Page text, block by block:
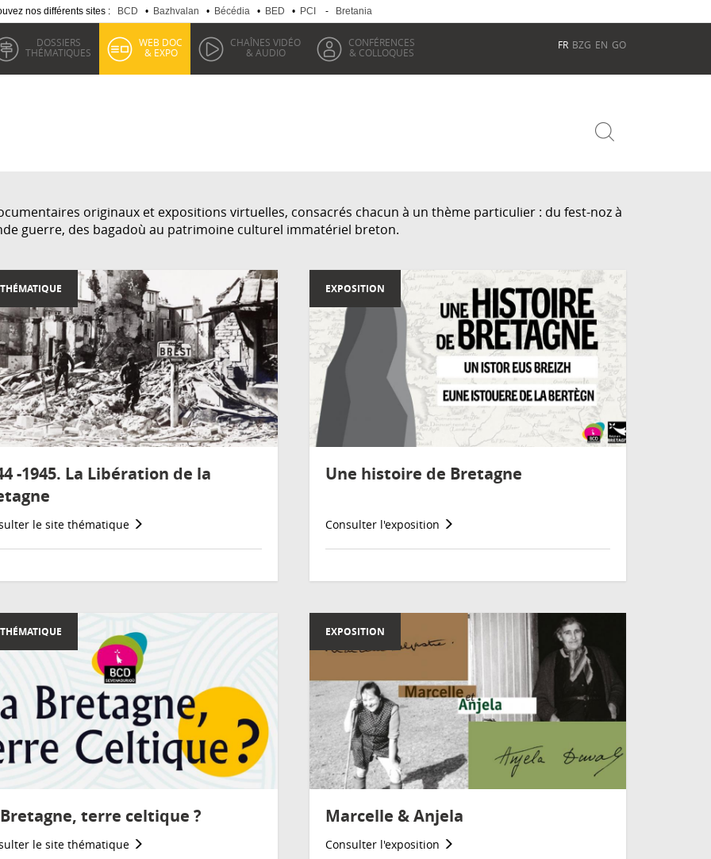
nos différents sites : BCD • Bazhvalan • Bécédia • BED • PCI - Bretania
DOSSIERS
THÉMATIQUES
WEB DOC
& EXPO
CHAÎNES VIDÉO
& AUDIO
CONFÉRENCES
& COLLOQUES
FR BZG EN GO
originaux et expositions virtuelles, consacrés chacun à un thème particulier : du fest-noz à
guerre, des bagadoù au patrimoine culturel immatériel breton.
-1945. La Libération de la
le site thématique
EXPOSITION
Une histoire de Bretagne
Consulter l'exposition
terre celtique ?
le site thématique
EXPOSITION
Marcelle & Anjela
Consulter l'exposition